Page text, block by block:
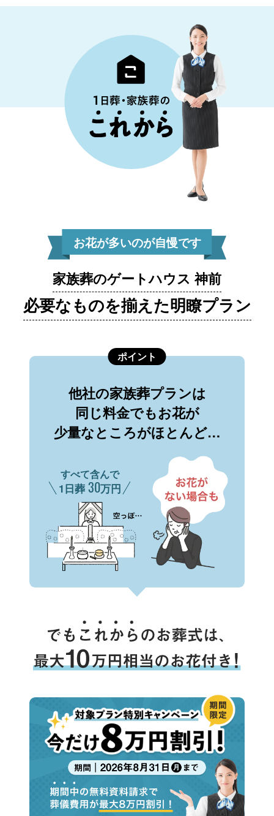
お花が多いのが自慢です
家族葬のゲートハウス 神前
必要なものを揃えた明瞭プラン
ポイント
他社の家族葬プランは
同じ料金でもお花が
少量なところがほとんど…
すべて含んで
1日葬 30万円